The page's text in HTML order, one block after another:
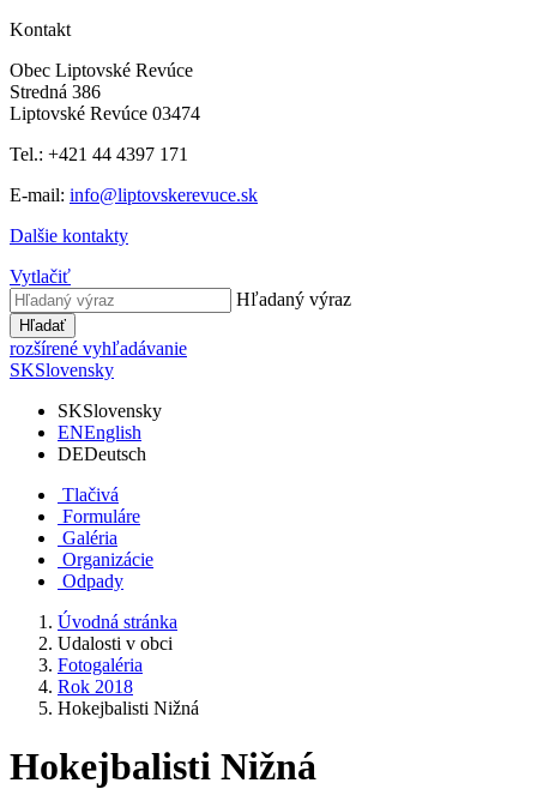
Kontakt
Obec Liptovské Revúce
Stredná 386
Liptovské Revúce 03474
Tel.: +421 44 4397 171
E-mail: info@liptovskerevuce.sk
Dalšie kontakty
Vytlačiť
Hľadaný výraz
Hľadať
rozšírené vyhľadávanie
SKSlovensky
SKSlovensky
ENEnglish
DEDeutsch
Tlačivá
Formuláre
Galéria
Organizácie
Odpady
Úvodná stránka
Udalosti v obci
Fotogaléria
Rok 2018
Hokejbalisti Nižná
Hokejbalisti Nižná